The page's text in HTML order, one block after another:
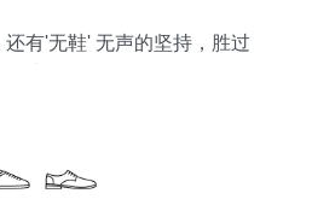
有'无鞋' 无声的坚持，胜过